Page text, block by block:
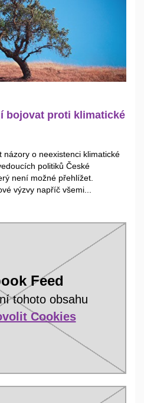
bojovat proti klimatické
názory o neexistenci klimatické
politiků České
není možné přehlížet.
výzvy napříč všemi...
Feed
tohoto obsahu
Cookies